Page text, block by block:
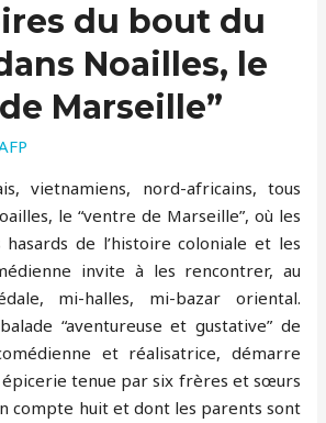
du bout du
Noailles, le
Marseille”
vietnamiens, nord-africains, tous
le “ventre de Marseille”, où les
de l’histoire coloniale et les
invite à les rencontrer, au
mi-halles, mi-bazar oriental.
“aventureuse et gustative” de
et réalisatrice, démarre
épicerie tenue par six frères et sœurs
compte huit et dont les parents sont